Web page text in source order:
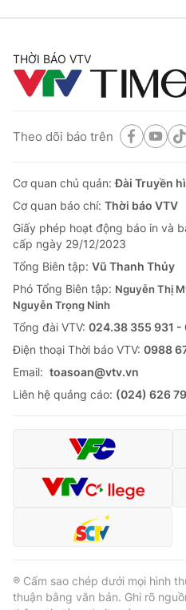
Góc doanh nghiệp
Truyền hình
Phim VTV
Hậu trường
Giải sao mai
Giải trí
Điện ảnh
Âm nhạc
Du lịch
Làm đẹp
Chất lượng cuộc sống
Tuyển sinh
Học trực tuyến
Công nghệ
Hitech Công nghệ tương lai
Sản phẩm
Thị trường
Tư vấn
Giao lưu trực tuyến
Lịch phát sóng
Chuyên mục khác
Emagazine
Video
VTV Money
VTV Sức khoẻ
THỜI BÁO VTV
Theo dõi báo trên
Cơ quan chủ quản:Đài Truyền
Cơ quan báo chí: Thời báo VTV
Giấy phép hoạt động báo in và
cấp ngày 29/12/2023
Tổng Biên tập: Vũ Thanh Thủy
Phó Tổng Biên tập: Nguyễn Thị
Nguyễn Trọng Ninh
Tổng đài VTV: 024.38 355 931 -
Ðiện thoại Thời báo VTV: 0988
Email: toasoan@vtv.vn
Liên hệ quảng cáo: (024) 626
® Cấm sao chép dưới mọi hình
thuận bằng văn bản. Ghi rõ